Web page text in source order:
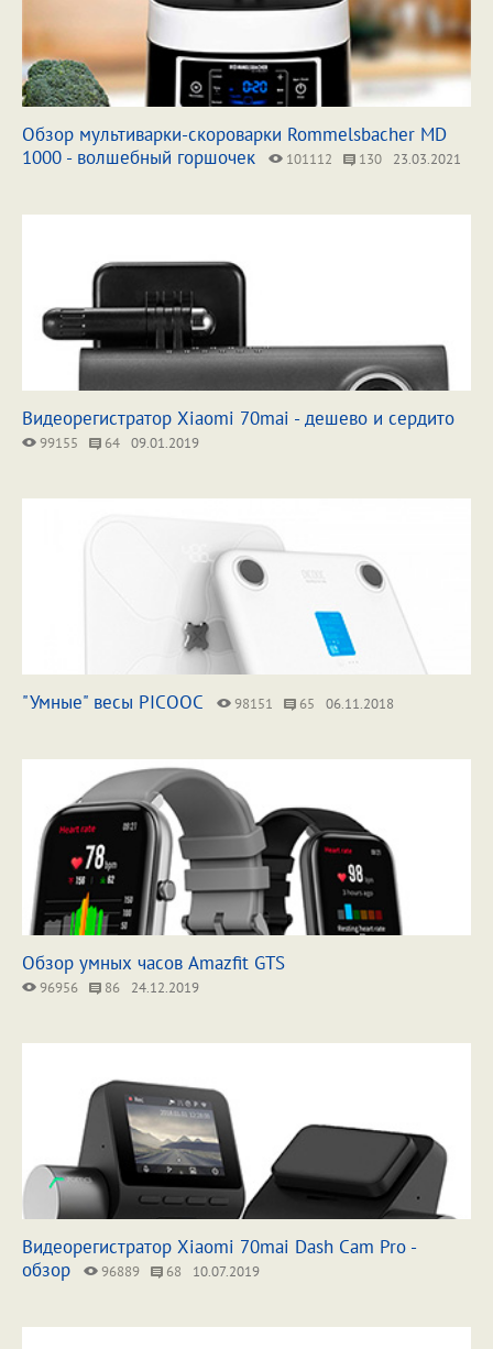
Обзор мультиварки-скороварки Rommelsbacher MD
1000 - волшебный горшочек
101112 130 23.03.2021
Видеорегистратор Xiaomi 70mai - дешево и сердито
99155 64 09.01.2019
"Умные" весы PICOOC 98151 65 06.11.2018
Обзор умных часов Amazfit GTS
96956 86 24.12.2019
Видеорегистратор Xiaomi 70mai Dash Cam Pro -
обзор
96889 68 10.07.2019